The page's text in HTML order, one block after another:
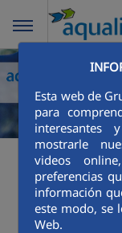
Esta web de
para
interesantes
mostrarle
videos
preferencias
información
este modo, se
Web.